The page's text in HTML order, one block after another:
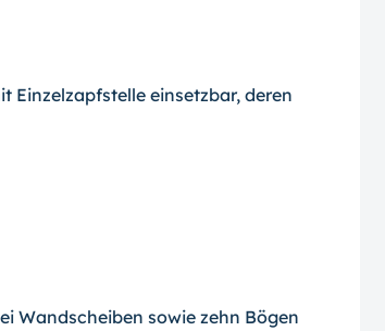
Einzelzapfstelle einsetz­bar, deren
Wandscheiben sowie zehn Bögen